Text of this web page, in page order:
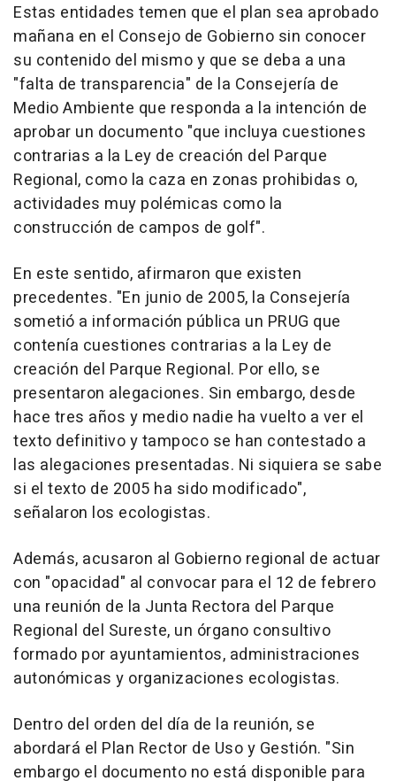
Estas entidades temen que el plan sea aprobado
mañana en el Consejo de Gobierno sin conocer
su contenido del mismo y que se deba a una
"falta de transparencia" de la Consejería de
Medio Ambiente que responda a la intención de
aprobar un documento "que incluya cuestiones
contrarias a la Ley de creación del Parque
Regional, como la caza en zonas prohibidas o,
actividades muy polémicas como la
construcción de campos de golf".
En este sentido, afirmaron que existen
precedentes. "En junio de 2005, la Consejería
sometió a información pública un PRUG que
contenía cuestiones contrarias a la Ley de
creación del Parque Regional. Por ello, se
presentaron alegaciones. Sin embargo, desde
hace tres años y medio nadie ha vuelto a ver el
texto definitivo y tampoco se han contestado a
las alegaciones presentadas. Ni siquiera se sabe
si el texto de 2005 ha sido modificado",
señalaron los ecologistas.
Además, acusaron al Gobierno regional de actuar
con "opacidad" al convocar para el 12 de febrero
una reunión de la Junta Rectora del Parque
Regional del Sureste, un órgano consultivo
formado por ayuntamientos, administraciones
autonómicas y organizaciones ecologistas.
Dentro del orden del día de la reunión, se
abordará el Plan Rector de Uso y Gestión. "Sin
embargo el documento no está disponible para